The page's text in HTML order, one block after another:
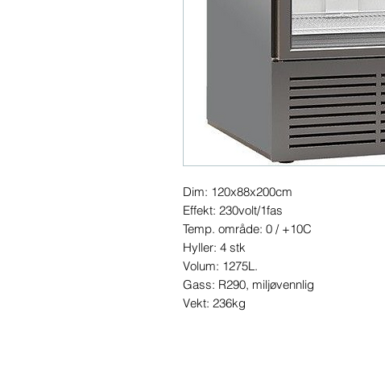
Dim: 120x88x200cm
Effekt: 230volt/1fas
Temp. område: 0 / +10C
Hyller: 4 stk
Volum: 1275L.
Gass: R290, miljøvennlig
Vekt: 236kg